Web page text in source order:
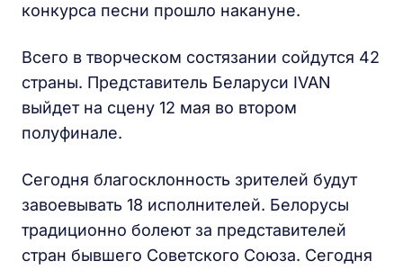
конкурса песни прошло накануне.
Всего в творческом состязании сойдутся 42
страны. Представитель Беларуси IVAN
выйдет на сцену 12 мая во втором
полуфинале.
Сегодня благосклонность зрителей будут
завоевывать 18 исполнителей. Белорусы
традиционно болеют за представителей
стран бывшего Советского Союза. Сегодня